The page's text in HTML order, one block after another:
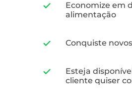
Economize em
alimentação
Conquiste
Esteja
cliente quiser